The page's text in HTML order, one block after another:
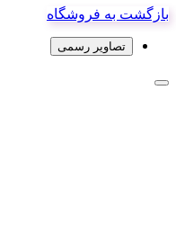
بازگشت به فروشگاه
تصاویر رسمی